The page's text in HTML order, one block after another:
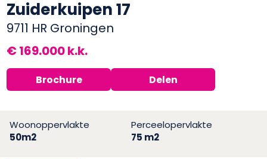
Zuiderkuipen 17
9711 HR Groningen
€ 169.000 k.k.
Brochure Delen
Woonoppervlakte
50m2
Perceelopervlakte
75 m2